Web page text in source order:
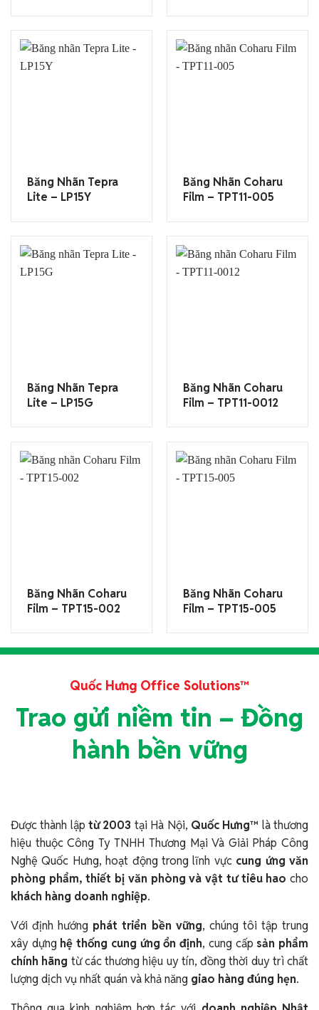
Băng Nhãn Tepra
Lite – LP15Y
Băng Nhãn Coharu
Film – TPT11-005
Băng Nhãn Tepra
Lite – LP15G
Băng Nhãn Coharu
Film – TPT11-0012
Băng Nhãn Coharu
Film – TPT15-002
Băng Nhãn Coharu
Film – TPT15-005
Quốc Hưng Office Solutions™
Trao gửi niềm tin – Đồng
hành bền vững
Được thành lậptừ 2003 tại Hà Nội, Quốc Hưng™ là thương
hiệu thuộc Công Ty TNHH Thương Mại Và Giải Pháp Công
Nghệ Quốc Hưng, hoạt động trong lĩnh vực cung ứng văn
phòng phẩm, thiết bị văn phòng và vật tư tiêu hao cho
khách hàng doanh nghiệp.
Với định hướng phát triển bền vững, chúng tôi tập trung
xây dựng hệ thống cung ứng ổn định, cung cấp sản phẩm
chính hãng từ các thương hiệu uy tín, đồng thời duy trì chất
lượng dịch vụ nhất quán và khả năng giao hàng đúng hẹn.